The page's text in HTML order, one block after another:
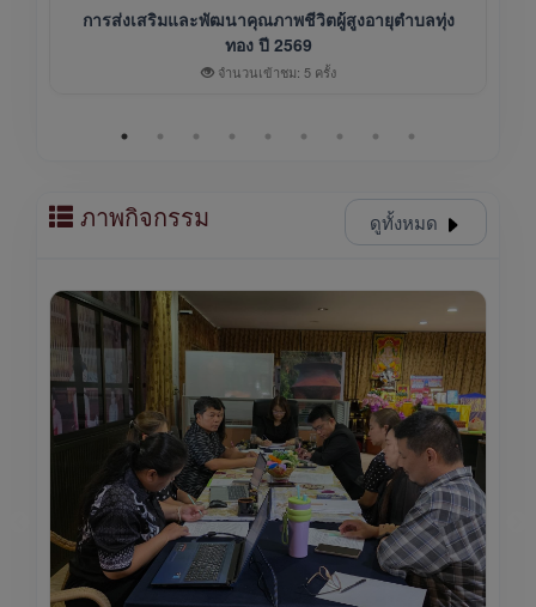
การส่งเสริมและพัฒนาคุณภาพชีวิตผู้สูงอายุตำบลทุ่ง
ทอง ปี 2569
จำนวนเข้าชม: 5 ครั้ง
ภาพกิจกรรม ดูทั้งหมด